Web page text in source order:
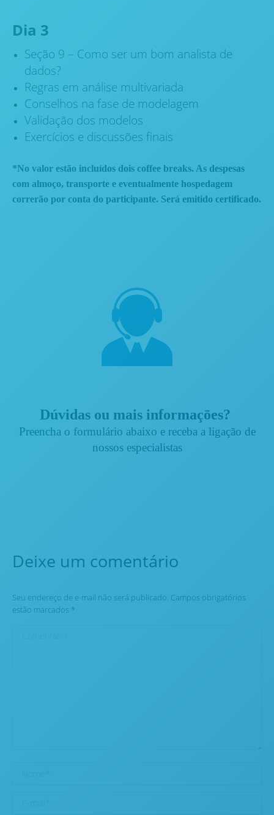
Dia 3
Seção 9 – Como ser um bom analista de
dados?
Regras em análise multivariada
Conselhos na fase de modelagem
Validação dos modelos
Exercícios e discussões finais
*No valor estão incluídos dois coffee breaks. As despesas
com almoço, transporte e eventualmente hospedagem
correrão por conta do participante. Será emitido certificado.
Dúvidas ou mais informaçōes?
Preencha o formulário abaixo e receba a ligação de
nossos especialistas
Deixe um comentário
Seu endereço de e-mail não será publicado. Campos obrigatórios
estão marcados *